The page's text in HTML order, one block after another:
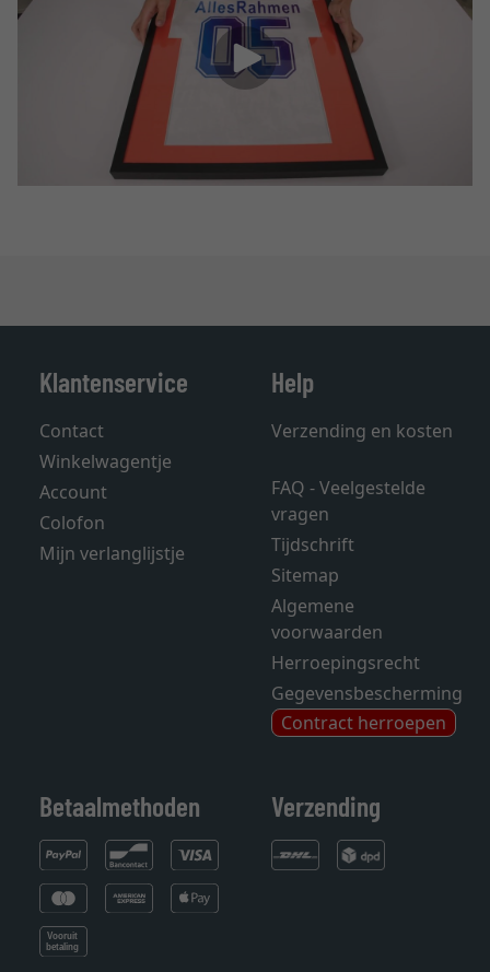
Klantenservice
Contact
Winkelwagentje
Account
Colofon
Mijn verlanglijstje
Help
Verzending en kosten
FAQ - Veelgestelde
vragen
Tijdschrift
Sitemap
Algemene
voorwaarden
Herroepingsrecht
Gegevensbescherming
Contract herroepen
Betaalmethoden Verzending